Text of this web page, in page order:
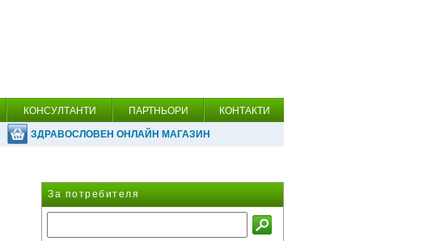
КОНСУЛТАНТИ ПАРТНЬОРИ КОНТАКТИ
ЗДРАВОСЛОВЕН ОНЛАЙН МАГАЗИН
За потребителя